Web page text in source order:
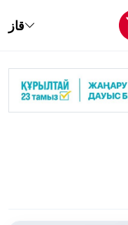
قاز